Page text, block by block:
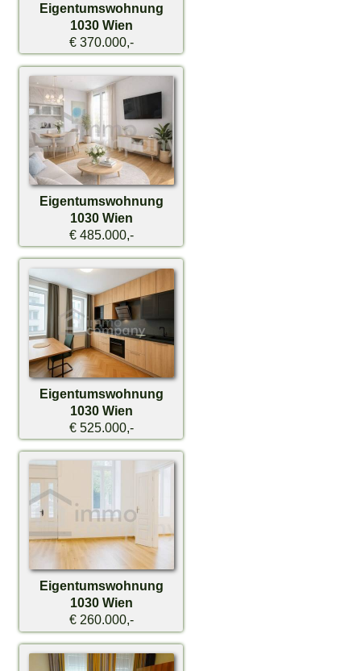
Eigentumswohnung
1030 Wien
€ 370.000,-
Eigentumswohnung
1030 Wien
€ 485.000,-
Eigentumswohnung
1030 Wien
€ 525.000,-
Eigentumswohnung
1030 Wien
€ 260.000,-